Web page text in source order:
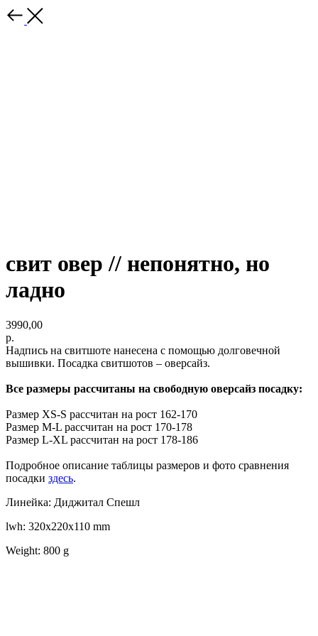
свит овер // непонятно, но
ладно
3990,00
р.
Надпись на свитшоте нанесена с помощью долговечной
вышивки. Посадка свитшотов – оверсайз.
Все размеры рассчитаны на свободную оверсайз посадку:
Размер XS-S рассчитан на рост 162-170
Размер M-L рассчитан на рост 170-178
Размер L-XL рассчитан на рост 178-186
Подробное описание таблицы размеров и фото сравнения
посадки здесь.
Линейка: Диджитал Спешл
lwh: 320x220x110 mm
Weight: 800 g